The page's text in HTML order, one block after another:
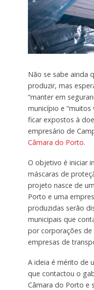
Não se sabe ainda
produzir, mas
“manter em
município e
ficar expostos à
empresário de
Câmara do Porto.
O objetivo é iniciar
máscaras de
projeto nasce de
Porto e uma
produzidas serão
municipais que
por corporações
empresas de
A ideia é mérito de
que contactou o
Câmara do Porto e